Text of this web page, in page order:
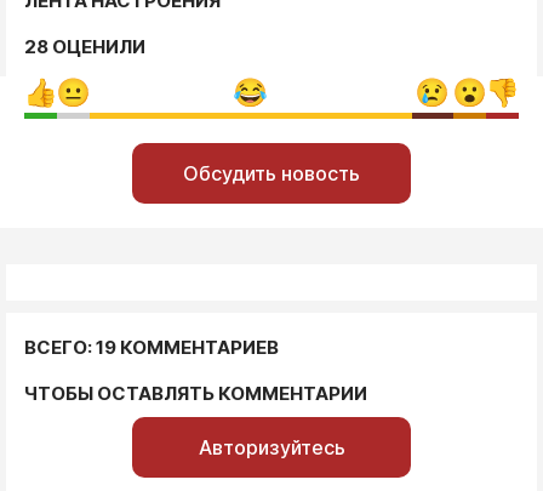
28 ОЦЕНИЛИ
Обсудить новость
ВСЕГО: 19 КОММЕНТАРИЕВ
ЧТОБЫ ОСТАВЛЯТЬ КОММЕНТАРИИ
Авторизуйтесь